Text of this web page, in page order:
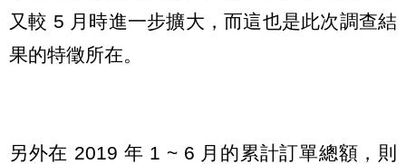
又較 5 月時進一步擴大，而這也是此次調查結
果的特徵所在。
另外在 2019 年 1 ~ 6 月的累計訂單總額，則